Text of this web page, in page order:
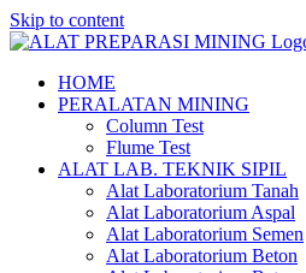
Skip to content
HOME
PERALATAN MINING
Column Test
Flume Test
ALAT LAB. TEKNIK SIPIL
Alat Laboratorium Tanah
Alat Laboratorium Aspal
Alat Laboratorium Semen
Alat Laboratorium Beton